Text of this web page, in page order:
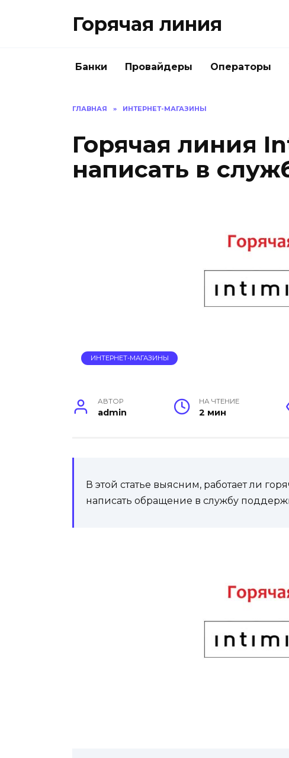
Горячая линия
Банки Провайдеры Операторы
ГЛАВНАЯ » ИНТЕРНЕТ-МАГАЗИНЫ
Горячая линия
написать в
ИНТЕРНЕТ-МАГАЗИНЫ
АВТОР
admin
НА ЧТЕНИЕ
2 мин
В этой статье выясним, работает ли
написать обращение в службу